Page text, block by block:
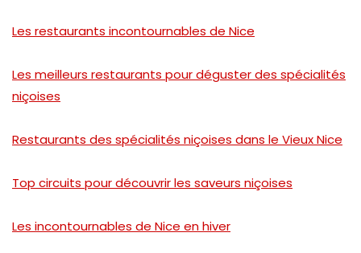
Les restaurants incontournables de Nice
Les meilleurs restaurants pour déguster des spécialités
niçoises
Restaurants des spécialités niçoises dans le Vieux Nice
Top circuits pour découvrir les saveurs niçoises
Les incontournables de Nice en hiver